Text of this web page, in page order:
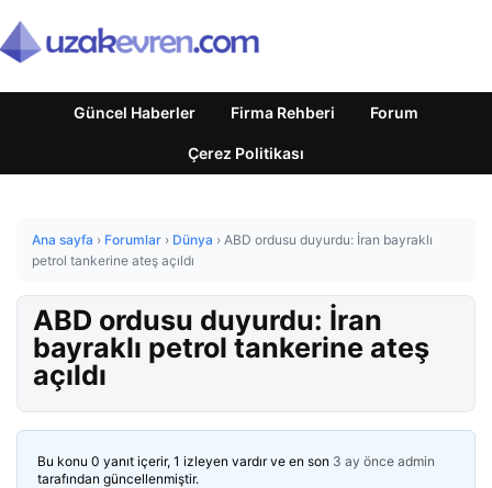
Güncel Haberler Firma Rehberi Forum
Çerez Politikası
Ana sayfa › Forumlar › Dünya › ABD ordusu duyurdu: İran bayraklı
petrol tankerine ateş açıldı
ABD ordusu duyurdu: İran
bayraklı petrol tankerine ateş
açıldı
Bu konu 0 yanıt içerir, 1 izleyen vardır ve en son 3 ay önce admin
tarafından güncellenmiştir.